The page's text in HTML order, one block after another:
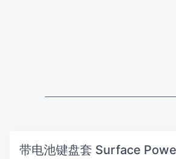
带电池键盘套 Surface